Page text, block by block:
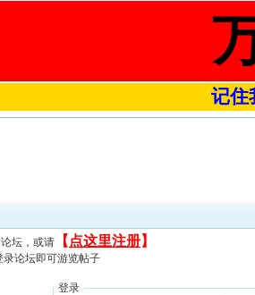
记住
坛，或请 【 点这里注册】
论坛即可游览帖子
登录